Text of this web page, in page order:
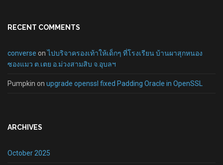
RECENT COMMENTS
converse onไปบริจาครองเท้าให้เด็กๆ ที่โรงเรียน บ้านผาสุกหนอง
ซองแมว ต.เตย อ.ม่วงสามสิบ จ.อุบลฯ
Pumpkin on upgrade openssl fixed Padding Oracle in OpenSSL
ARCHIVES
October 2025